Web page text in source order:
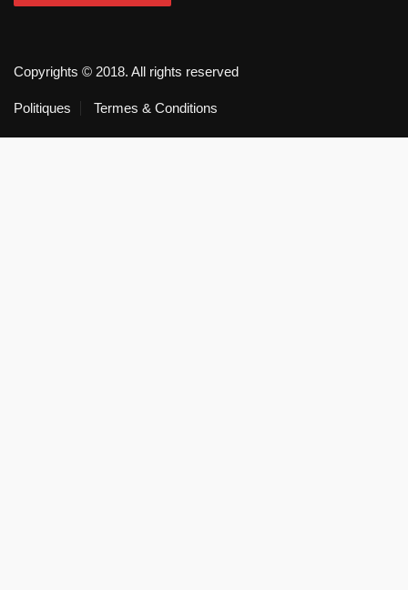
Copyrights © 2018. All rights reserved
Politiques Termes & Conditions